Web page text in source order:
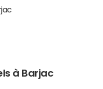
à Barjac